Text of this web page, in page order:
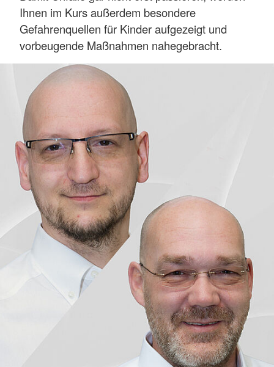
Ihnen im Kurs außerdem besondere
Gefahrenquellen für Kinder aufgezeigt und
vorbeugende Maßnahmen nahegebracht.